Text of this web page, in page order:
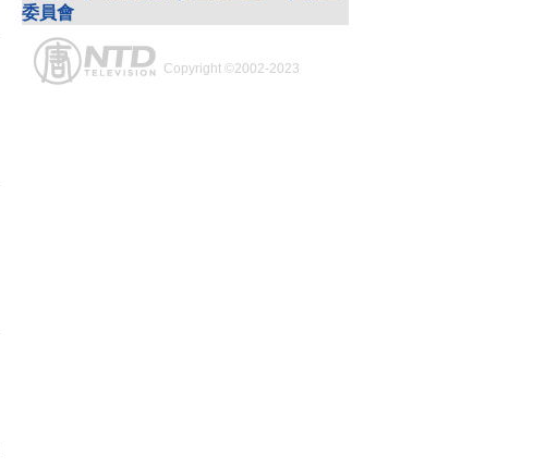
委員會
Copyright ©2002-2023